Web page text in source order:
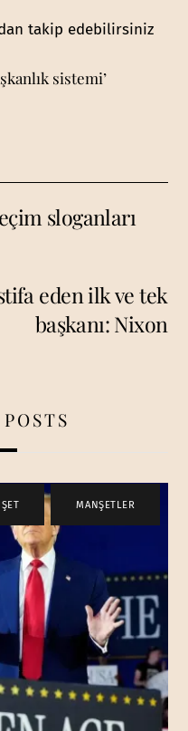
takip edebilirsiniz
sistemi’
sloganları
eden ilk ve tek
başkanı: Nixon
, MANŞETLER